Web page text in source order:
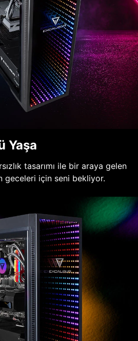
Yaşa
tasarımı ile bir araya gelen
geceleri için seni bekliyor.